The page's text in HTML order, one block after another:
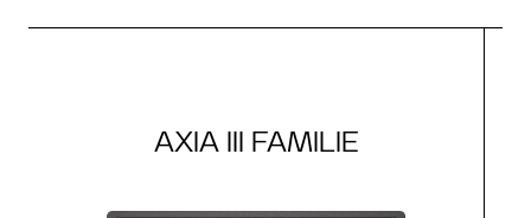
AXIA III FAMILIE